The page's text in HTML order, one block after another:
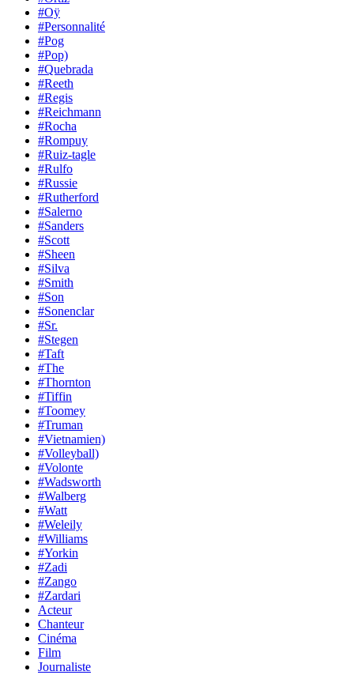
#Oÿ
#Personnalité
#Pog
#Pop)
#Quebrada
#Reeth
#Regis
#Reichmann
#Rocha
#Rompuy
#Ruiz-tagle
#Rulfo
#Russie
#Rutherford
#Salerno
#Sanders
#Scott
#Sheen
#Silva
#Smith
#Son
#Sonenclar
#Sr.
#Stegen
#Taft
#The
#Thornton
#Tiffin
#Toomey
#Truman
#Vietnamien)
#Volleyball)
#Volonte
#Wadsworth
#Walberg
#Watt
#Weleily
#Williams
#Yorkin
#Zadi
#Zango
#Zardari
Acteur
Chanteur
Cinéma
Film
Journaliste